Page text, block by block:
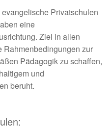
Privatschulen
eine
Ziel in allen
Rahmenbedingungen zur
Pädagogik zu schaffen,
und
beruht.